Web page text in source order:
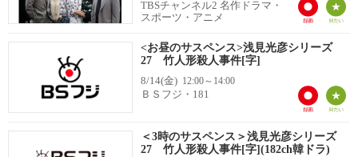
TBSチャンネル2 名作ドラマ・
スポーツ・アニメ
<お昼のサスペンス>浅見光彦シリーズ
27 竹人形殺人事件[字]
8/14(金) 12:00～14:00
ＢＳフジ・181
＜3時のサスペンス＞浅見光彦シリーズ
27 竹人形殺人事件[字](182ch韓ドラ)